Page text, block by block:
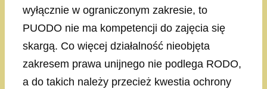
wyłącznie w ograniczonym zakresie, to
PUODO nie ma kompetencji do zajęcia się
skargą. Co więcej działalność nieobjęta
zakresem prawa unijnego nie podlega RODO,
a do takich należy przecież kwestia ochrony